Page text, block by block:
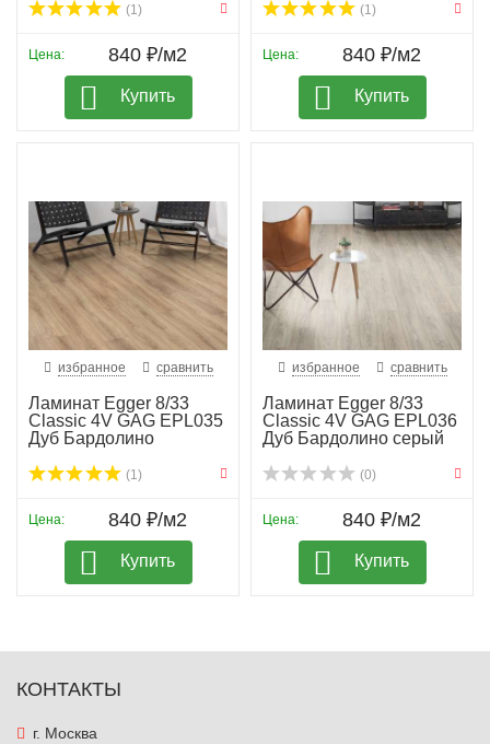
(1)
Цена: 840 ₽/м2
Купить
(1)
Цена: 840 ₽/м2
Купить
избранное сравнить
Ламинат Egger 8/33
Classic 4V GAG EPL035
Дуб Бардолино
(1)
Цена: 840 ₽/м2
Купить
избранное сравнить
Ламинат Egger 8/33
Classic 4V GAG EPL036
Дуб Бардолино серый
(0)
Цена: 840 ₽/м2
Купить
КОНТАКТЫ
г. Москва